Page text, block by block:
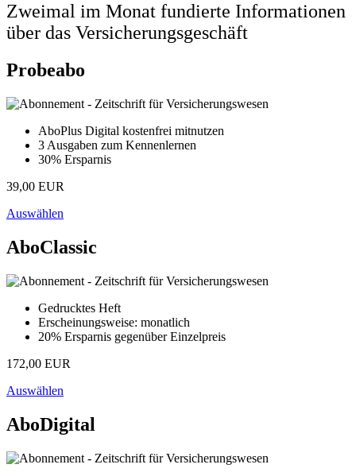
Zweimal im Monat fundierte Informationen
über das Versicherungsgeschäft
Probeabo
AboPlus Digital kostenfrei mitnutzen
3 Ausgaben zum Kennenlernen
30% Ersparnis
39,00 EUR
Auswählen
AboClassic
Gedrucktes Heft
Erscheinungsweise: monatlich
20% Ersparnis gegenüber Einzelpreis
172,00 EUR
Auswählen
AboDigital